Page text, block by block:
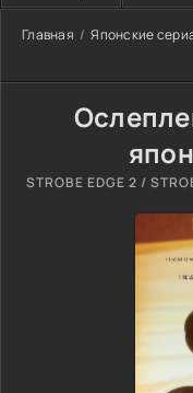
Главная Японские
STROBE EDGE 2 /